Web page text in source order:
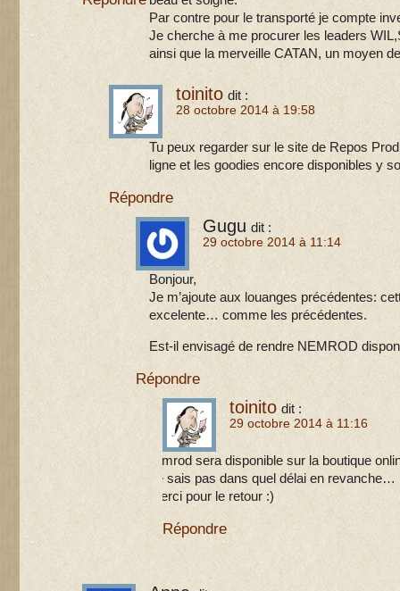
Par contre pour le transporté je compte
Je cherche à me procurer les leaders
ainsi que la merveille CATAN, un moyen
toinito dit :
28 octobre 2014 à 19:58
Tu peux regarder sur le site de Repos
ligne et les goodies encore disponibles y
Répondre
Gugu dit :
29 octobre 2014 à 11:14
Bonjour,
Je m’ajoute aux louanges précédentes:
excelente… comme les précédentes.
Est-il envisagé de rendre NEMROD
Répondre
toinito dit :
29 octobre 2014 à 11:16
Nimrod sera disponible sur la boutique
ne sais pas dans quel délai en revanche…
Merci pour le retour :)
Répondre